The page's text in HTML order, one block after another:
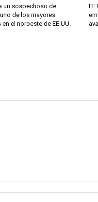
un sospechoso de
de los mayores
el noroeste de EE.UU.